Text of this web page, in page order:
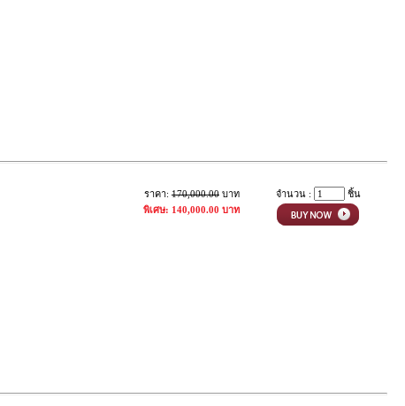
ราคา: 170,000.00 บาท
พิเศษ: 140,000.00 บาท
จำนวน : ชิ้น